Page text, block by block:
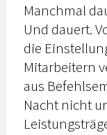
Manchmal
Und dauert.
die
Mitarbeitern
aus
Nacht nicht